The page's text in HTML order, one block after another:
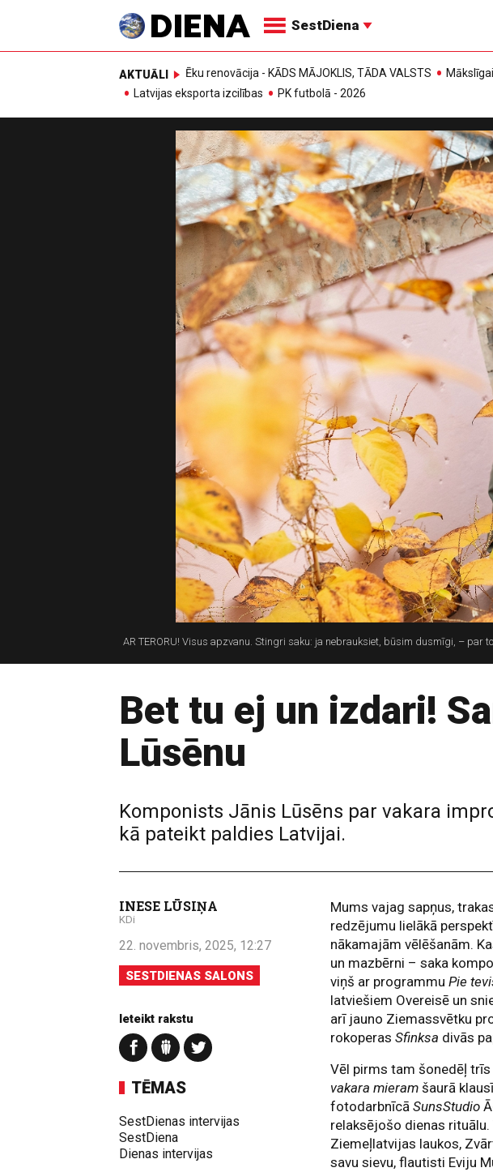
SestDiena
AKTUĀLI Ēku renovācija - KĀDS MĀJOKLIS, TĀDA VALSTS
Latvijas eksporta izcilības
PK futbolā - 2026
AR TERORU! Visus apzvanu. Stingri saku: ja nebrauksiet, būsim dusmīgi, –
Bet tu ej un izdari!
Lūsēnu
Komponists Jānis Lūsēns par vakara
kā pateikt paldies Latvijai.
INESE LŪSIŅA
KDi
22. novembris, 2025, 12:27
SESTDIENAS SALONS
Ieteikt rakstu
TĒMAS
SestDienas intervijas
SestDiena
Dienas intervijas
Mums vajag sapņus,
redzējumu lielākā
nākamajām vēlēšanām.
un mazbērni – saka
viņš ar programmuPie
latviešiem Overeisē un
arī jauno Ziemassvētku
rokoperasSfinksa divās
Vēl pirms tam šonedēļ
vakara mieram šaurā
fotodarbnīcāSunsStudio
relaksējošo dienas
Ziemeļlatvijas laukos,
savu sievu, flautisti Eviju